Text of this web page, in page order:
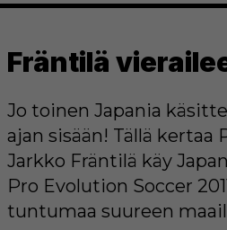
Fräntilä
Jo toinen Japania
ajan sisään! Tällä kertaa
Jarkko Fräntilä käy
Pro Evolution Soccer
tuntumaa suureen